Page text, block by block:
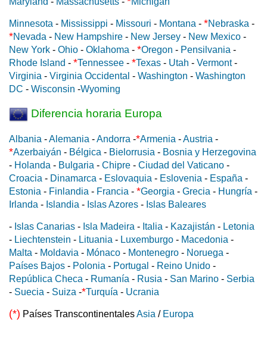
Minnesota - Mississippi - Missouri - Montana - *Nebraska -
*Nevada - New Hampshire - New Jersey - New Mexico -
New York - Ohio - Oklahoma - *Oregon - Pensilvania -
Rhode Island - *Tennessee - *Texas - Utah - Vermont-
Virginia - Virginia Occidental - Washington - Washington
DC - Wisconsin -Wyoming
Diferencia horaria Europa
Albania -Alemania -Andorra -*Armenia -Austria -
*Azerbaiyán - Bélgica - Bielorrusia - Bosnia y Herzegovina
- Holanda - Bulgaria - Chipre - Ciudad del Vaticano -
Croacia - Dinamarca - Eslovaquia - Eslovenia - España -
Estonia - Finlandia - Francia - *Georgia - Grecia - Hungría -
Irlanda - Islandia - Islas Azores - Islas Baleares
- Islas Canarias - Isla Madeira - Italia - Kazajistán - Letonia
- Liechtenstein - Lituania - Luxemburgo - Macedonia -
Malta - Moldavia - Mónaco - Montenegro - Noruega -
Países Bajos - Polonia - Portugal - Reino Unido -
República Checa - Rumanía - Rusia - San Marino - Serbia
- Suecia - Suiza -*Turquía - Ucrania
(*) Países TranscontinentalesAsia / Europa